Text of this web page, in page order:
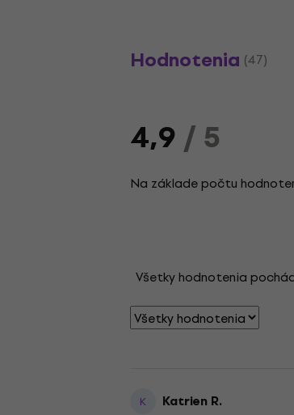
Hodnotenia (47)
4,9/ 5
Na základe počtu
Všetky hodnotenia
K Katrien R.